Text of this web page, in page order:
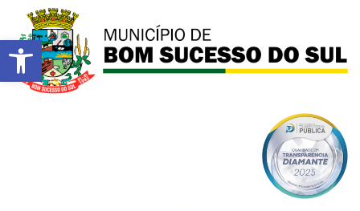
Barra de Ferramentas